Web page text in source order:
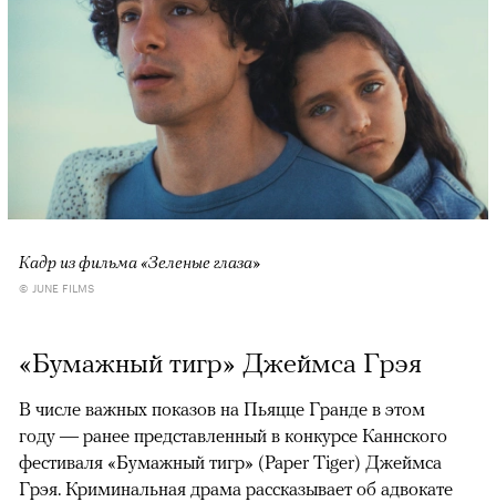
Кадр из фильма «Зеленые глаза»
© JUNE FILMS
«Бумажный тигр» Джеймса Грэя
В числе важных показов на Пьяцце Гранде в этом
году — ранее представленный в конкурсе Каннского
фестиваля «Бумажный тигр» (Paper Tiger) Джеймса
Грэя. Криминальная драма рассказывает об адвокате